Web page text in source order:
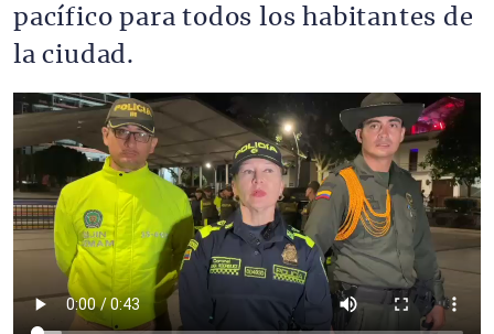
pacífico para todos los habitantes de
la ciudad.
Archivo de vídeo